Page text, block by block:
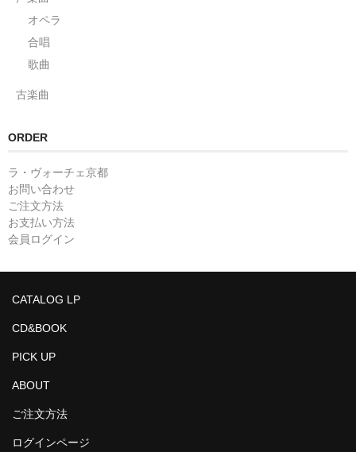
オペラ
合唱
歌曲
古楽曲
ORDER
ラ・ヴォーチェ京都
お問い合わせ
ご注文方法
お支払い方法
会員ログイン
CATALOG LP
CD&BOOK
PICK UP
ABOUT
ご注文方法
ログインページ